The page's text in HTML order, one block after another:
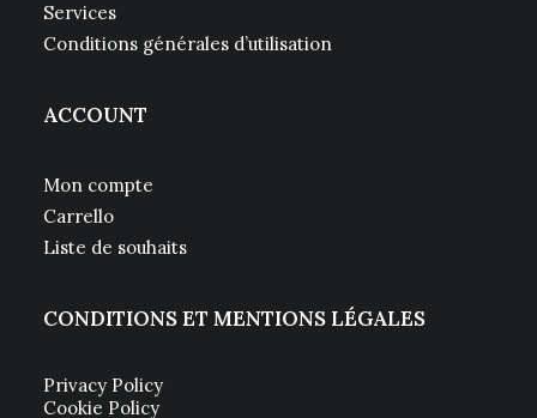
Services
Conditions générales d’utilisation
ACCOUNT
Mon compte
Carrello
Liste de souhaits
CONDITIONS ET MENTIONS LÉGALES
Privacy Policy
Cookie Policy